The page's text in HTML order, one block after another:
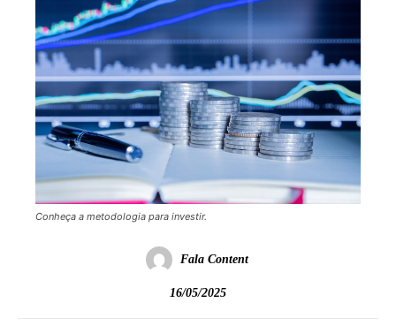
Conheça a metodologia para investir.
Fala Content
16/05/2025